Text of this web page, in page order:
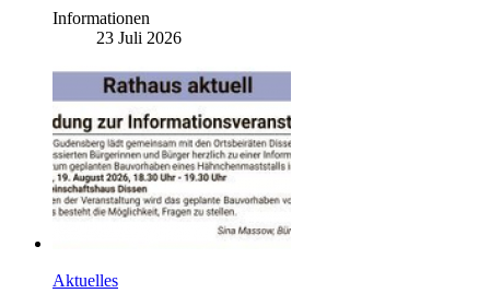
Informationen
23 Juli 2026
Aktuelles